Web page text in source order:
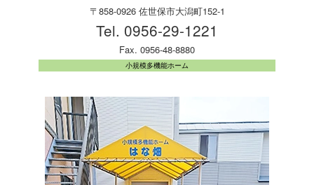
〒858-0926 佐世保市大潟町152-1
Tel. 0956-29-1221
Fax. 0956-48-8880
小規模多機能ホーム